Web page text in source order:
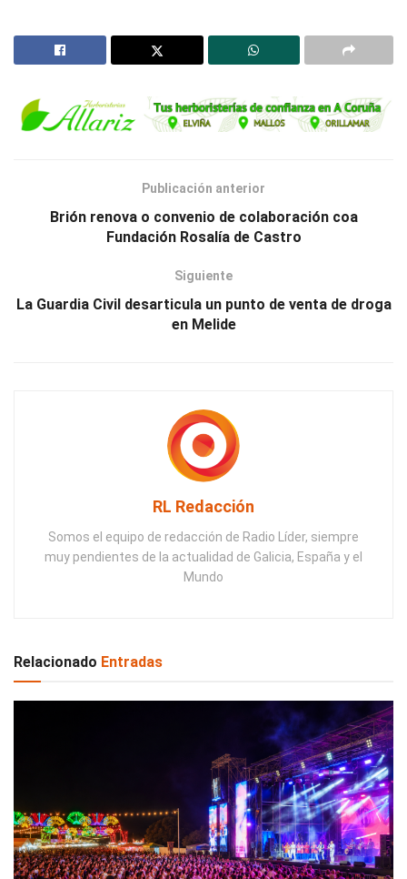
Publicación anterior
Brión renova o convenio de colaboración coa
Fundación Rosalía de Castro
Siguiente
La Guardia Civil desarticula un punto de venta de droga
en Melide
RL Redacción
Somos el equipo de redacción de Radio Líder, siempre
muy pendientes de la actualidad de Galicia, España y el
Mundo
Relacionado Entradas